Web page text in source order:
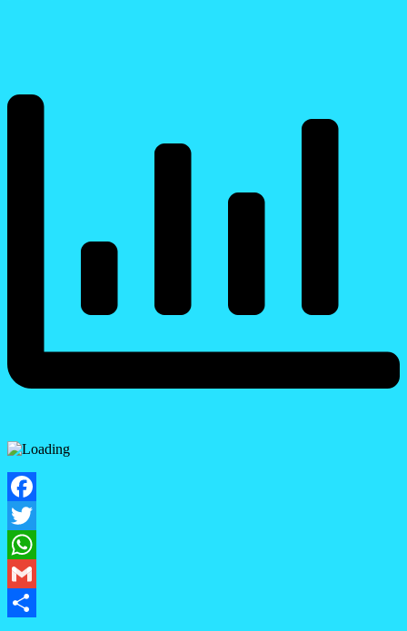
Facebook
Twitter
WhatsApp
Gmail